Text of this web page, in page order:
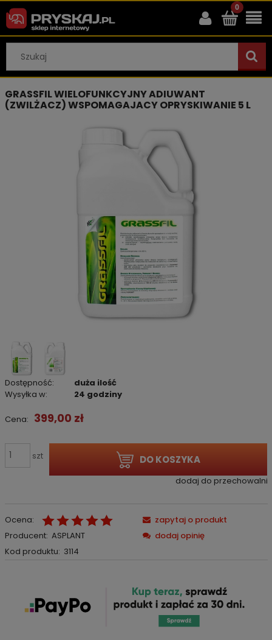
GRASSFIL WIELOFUNKCYJNY ADIUWANT
(ZWILŻACZ) WSPOMAGAJACY OPRYSKIWANIE 5 L
Dostępność:
duża ilość
Wysyłka w:
24 godziny
Cena: 399,00 zł
szt DO KOSZYKA
dodaj do przechowalni
Ocena:
Producent: ASPLANT
Kod produktu: 3114
zapytaj o produkt
dodaj opinię